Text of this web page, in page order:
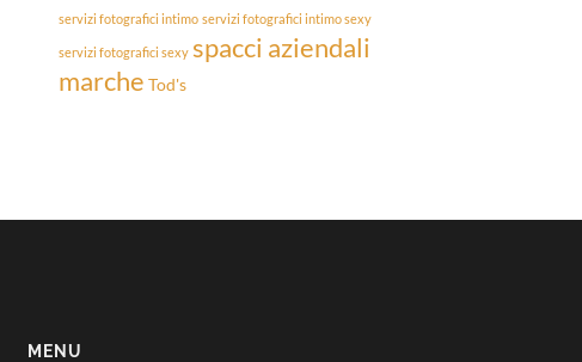
servizi fotografici intimo servizi fotografici intimo sexy
servizi fotografici sexy spacci aziendali
marche Tod's
MENU